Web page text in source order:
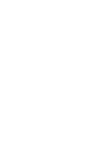
Kasus Laka